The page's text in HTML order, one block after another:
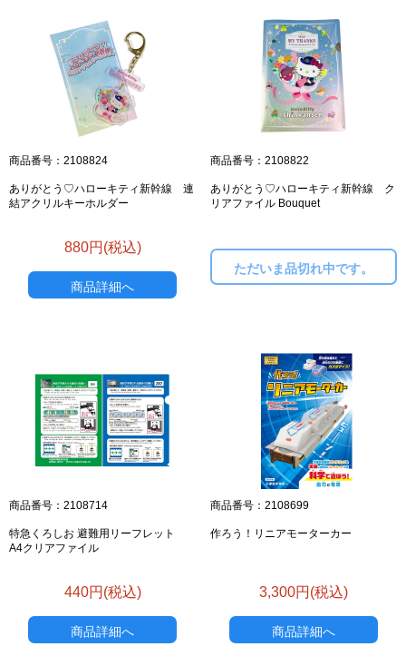
商品番号：2108824
ありがとう♡ハローキティ新幹線 連
結アクリルキーホルダー
880円(税込)
商品詳細へ
商品番号：2108822
ありがとう♡ハローキティ新幹線 ク
リアファイル Bouquet
ただいま品切れ中です。
商品番号：2108714
特急くろしお 避難用リーフレット
A4クリアファイル
440円(税込)
商品詳細へ
商品番号：2108699
作ろう！リニアモーターカー
3,300円(税込)
商品詳細へ